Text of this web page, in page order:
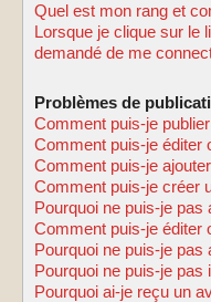
Quel est mon rang et
Lorsque je clique sur le
demandé de me
Problèmes de
Comment puis-je
Comment puis-je éditer
Comment puis-je
Comment puis-je créer
Pourquoi ne puis-je pas
Comment puis-je éditer
Pourquoi ne puis-je
Pourquoi ne puis-je
Pourquoi ai-je reçu un